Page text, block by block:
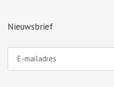
Nieuwsbrief